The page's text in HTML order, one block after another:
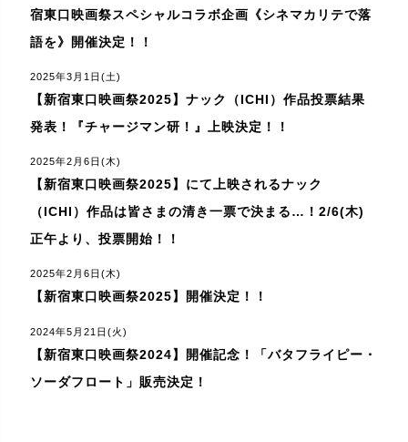
宿東口映画祭スペシャルコラボ企画《シネマカリテで落
語を》開催決定！！
2025年3月1日(土)
【新宿東口映画祭2025】ナック（ICHI）作品投票結果
発表！『チャージマン研！』上映決定！！
2025年2月6日(木)
【新宿東口映画祭2025】にて上映されるナック
（ICHI）作品は皆さまの清き一票で決まる…！2/6(木)
正午より、投票開始！！
2025年2月6日(木)
【新宿東口映画祭2025】開催決定！！
2024年5月21日(火)
【新宿東口映画祭2024】開催記念！「バタフライピー・
ソーダフロート」販売決定！